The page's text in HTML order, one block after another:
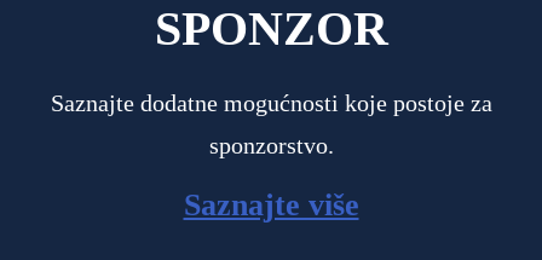
SPONZOR
Saznajte dodatne mogućnosti koje postoje za
sponzorstvo.
Saznajte više